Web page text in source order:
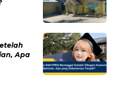
Cek Pergerakan Harga
5 Hal yang Perlu